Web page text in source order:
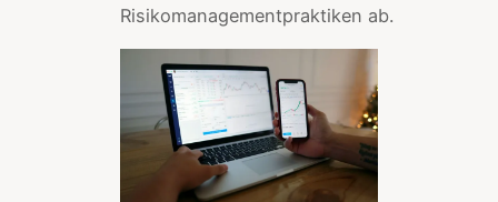
Risikomanagementpraktiken ab.